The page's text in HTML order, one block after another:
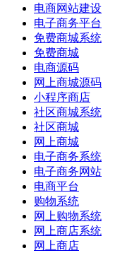
电商网站建设
电子商务平台
免费商城系统
免费商城
电商源码
网上商城源码
小程序商店
社区商城系统
社区商城
网上商城
电子商务系统
电子商务网站
电商平台
购物系统
网上购物系统
网上商店系统
网上商店